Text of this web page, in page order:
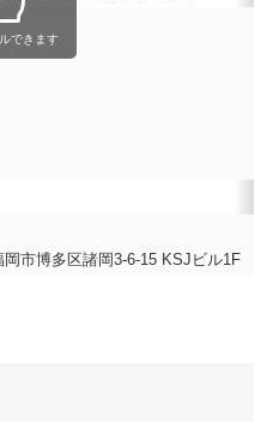
市博多区諸岡3-6-15 KSJビル1F
できます